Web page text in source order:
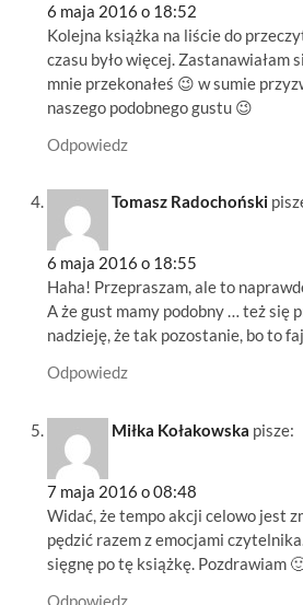
6 maja 2016 o 18:52
Kolejna książka na liście do
czasu było więcej. Zastanawiałam
mnie przekonałeś 😉 w sumie
naszego podobnego gustu 😉
Odpowiedz
Tomasz Radochoński
6 maja 2016 o 18:55
Haha! Przepraszam, ale to
A że gust mamy podobny … też się
nadzieję, że tak pozostanie, bo to
Odpowiedz
Miłka Kołakowska pisze:
7 maja 2016 o 08:48
Widać, że tempo akcji celowo jest
pędzić razem z emocjami
sięgnę po tę książkę. Pozdrawiam
Odpowiedz